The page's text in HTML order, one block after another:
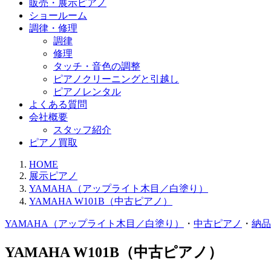
販売・展示ピアノ
ショールーム
調律・修理
調律
修理
タッチ・音色の調整
ピアノクリーニングと引越し
ピアノレンタル
よくある質問
会社概要
スタッフ紹介
ピアノ買取
HOME
展示ピアノ
YAMAHA（アップライト木目／白塗り）
YAMAHA W101B（中古ピアノ）
YAMAHA（アップライト木目／白塗り） ・ 中古ピアノ ・ 納
YAMAHA W101B（中古ピアノ）